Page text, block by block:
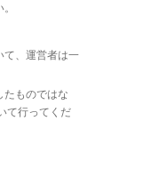
て、運営者は一
たものではな
て行ってくだ